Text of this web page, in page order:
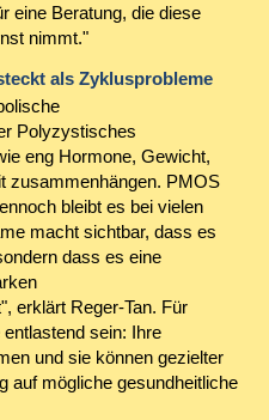
eine Beratung, die diese
nimmt."
als Zyklusprobleme
Polyzystisches
eng Hormone, Gewicht,
zusammenhängen. PMOS
bleibt es bei vielen
macht sichtbar, dass es
dass es eine
erklärt Reger-Tan. Für
sein: Ihre
und sie können gezielter
auf mögliche gesundheitliche